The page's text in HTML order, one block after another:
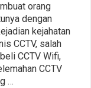
orang
dengan
kejahatan
CCTV, salah
CCTV Wifi,
CCTV
…